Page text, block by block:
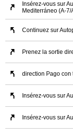
Insérez-vous sur
Mediterráneo (A-7/
Continuez sur
Prenez la sortie
direction Pago con
Insérez-vous sur
Insérez-vous sur